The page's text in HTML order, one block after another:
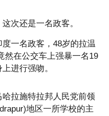
次还是一名政客。
一名政客，48岁的拉温
然在公交车上强暴一名19
进行强吻。
拉施特拉邦人民党前领
地区一所学校的主